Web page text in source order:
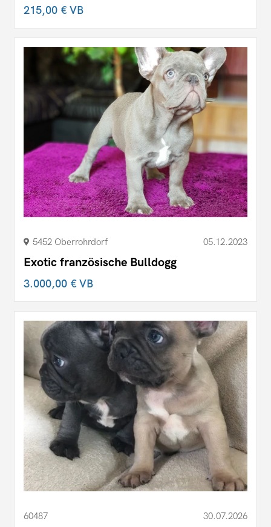
215,00 €VB
5452 Oberrohrdorf 05.12.2023
Exotic französische Bulldogg
3.000,00 €VB
60487 30.07.2026